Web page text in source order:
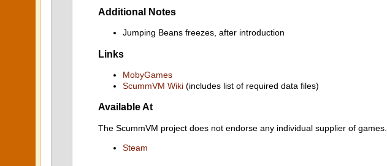
Additional Notes
Jumping Beans freezes, after introduction
Links
MobyGames
ScummVM Wiki (includes list of required data files)
Available At
The ScummVM project does not endorse any individual supplier of
Steam